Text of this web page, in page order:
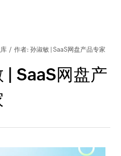
/ 作者: 孙淑敏 | SaaS网盘产品专家
| SaaS网盘产